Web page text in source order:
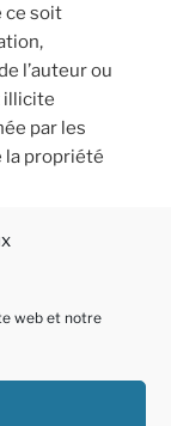
web et notre
ce soit
l’auteur ou
illicite
par les
la propriété